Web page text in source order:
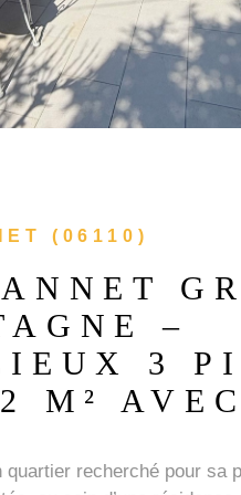
(06110)
–
3
M²
quartier recherché pour sa